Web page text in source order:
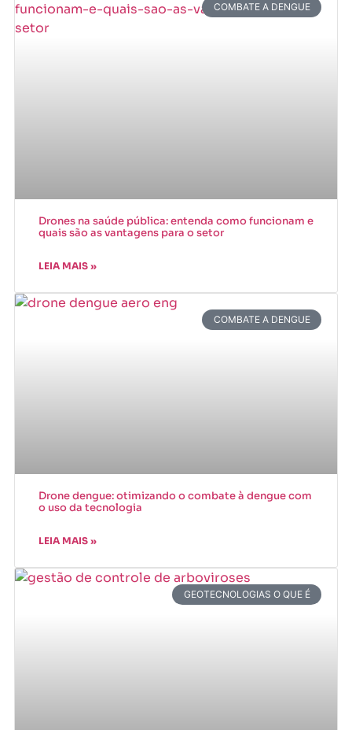
COMBATE A DENGUE
Drones na saúde pública: entenda como funcionam e
quais são as vantagens para o setor
LEIA MAIS »
COMBATE A DENGUE
Drone dengue: otimizando o combate à dengue com
o uso da tecnologia
LEIA MAIS »
GEOTECNOLOGIAS O QUE É